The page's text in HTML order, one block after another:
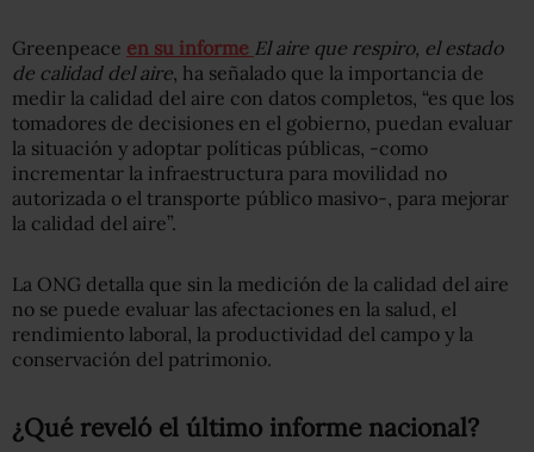
Greenpeace en su informe El aire que respiro, el estado
de calidad del aire , ha señalado que la importancia de
medir la calidad del aire con datos completos, “es que los
tomadores de decisiones en el gobierno, puedan evaluar
la situación y adoptar políticas públicas, -como
incrementar la infraestructura para movilidad no
autorizada o el transporte público masivo-, para mejorar
la calidad del aire”.
La ONG detalla que sin la medición de la calidad del aire
no se puede evaluar las afectaciones en la salud, el
rendimiento laboral, la productividad del campo y la
conservación del patrimonio.
¿Qué reveló el último informe nacional?